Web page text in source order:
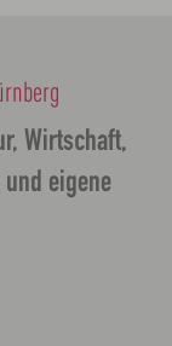
Wirtschaft,
eigene